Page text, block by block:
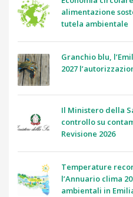
alimentazione
tutela ambientale
Granchio blu,
2027
Il Ministero della
controllo su
Revisione 2026
Temperature
l’Annuario clima
ambientali in